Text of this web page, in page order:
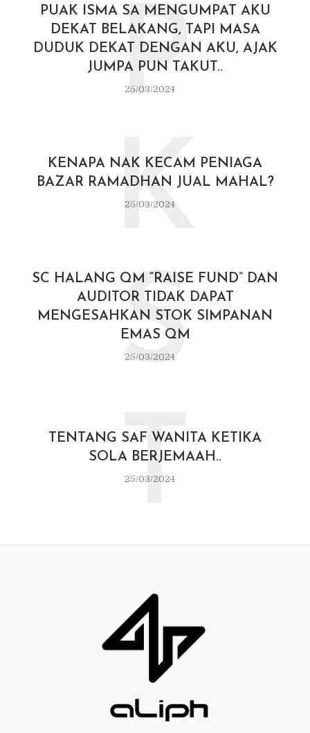
PUAK ISMA SA MENGUMPAT AKU
DEKAT BELAKANG, TAPI MASA
DUDUK DEKAT DENGAN AKU, AJAK
JUMPA PUN TAKUT..
25/03/2024
P
KENAPA NAK KECAM PENIAGA
BAZAR RAMADHAN JUAL MAHAL?
25/03/2024
K
SC HALANG QM “RAISE FUND” DAN
AUDITOR TIDAK DAPAT
MENGESAHKAN STOK SIMPANAN
EMAS QM
25/03/2024
S
TENTANG SAF WANITA KETIKA
SOLA BERJEMAAH..
25/03/2024
T